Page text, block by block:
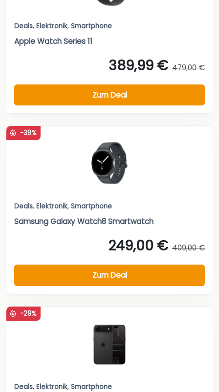
Deals, Elektronik, Smartphone
Apple Watch Series 11
389,99 € 479,00 €
Zum Deal
-39%
Deals, Elektronik, Smartphone
Samsung Galaxy Watch8 Smartwatch
249,00 € 409,00 €
Zum Deal
-29%
Deals, Elektronik, Smartphone